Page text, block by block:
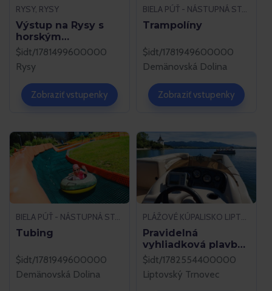
RYSY, RYSY
Výstup na Rysy s
horským
sprievodcom
$idt/1781499600000
Rysy
Zobraziť vstupenky
Trampolíny
$idt/1781949600000
Demänovská Dolina
Zobraziť vstupenky
BIELA PÚŤ - NÁSTUPNÁ STANICA LANOVKY, DEMÄNOVSKÁ DOLINA
Tubing
$idt/1781949600000
Demänovská Dolina
PLÁŽOVÉ KÚPALISKO LIPTOVSKÝ TRNOVEC, LIPTOVSKÝ TRNOVEC
Pravidelná
vyhliadková plavba
po Liptovskej Mare
$idt/1782554400000
Liptovský Trnovec